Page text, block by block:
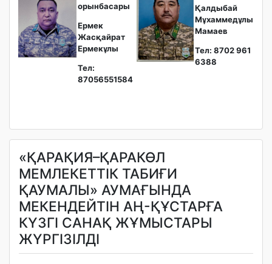
орынбасары
Ермек
Жасқайрат
Ермекұлы
Тел:
87056551584
Қалдыбай
Мұхаммедұлы
Мамаев
Тел: 8702 961
6388
«ҚАРАҚИЯ–ҚАРАКӨЛ
МЕМЛЕКЕТТІК ТАБИҒИ
ҚАУМАЛЫ» АУМАҒЫНДА
МЕКЕНДЕЙТІН АҢ-ҚҰСТАРҒА
КҮЗГІ САНАҚ ЖҰМЫСТАРЫ
ЖҮРГІЗІЛДІ